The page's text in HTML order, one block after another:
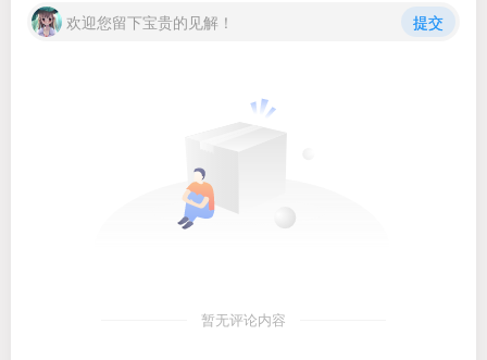
欢迎您留下宝贵的见解！ 提交
暂无评论内容